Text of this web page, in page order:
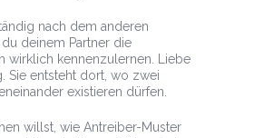
nach dem anderen
deinem Partner die
wirklich kennenzulernen. Liebe
Sie entsteht dort, wo zwei
existieren dürfen.
willst, wie Antreiber-Muster